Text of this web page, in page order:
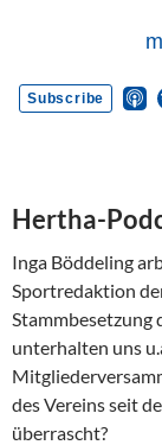
Hertha-
Inga Böddeling
Sportredaktion
Stammbesetzung
unterhalten uns
des Vereins seit
überrascht?